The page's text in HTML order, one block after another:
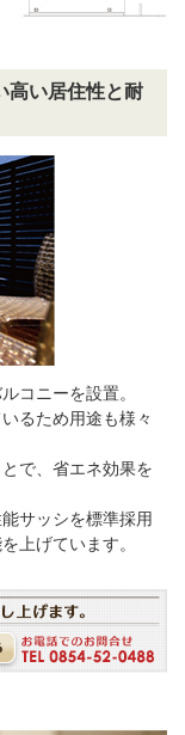
高い居住性と耐
コニーを設置。
るため用途も様々
で、省エネ効果を
サッシを標準採用
上げています。